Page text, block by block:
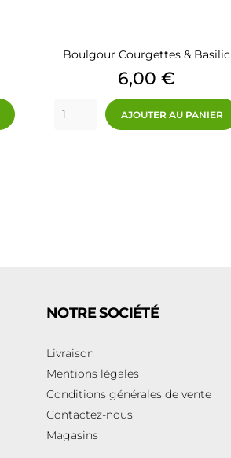
Boulgour Courgettes & Basilic
Prix
6,00 €
AJOUTER AU PANIER
NOTRE SOCIÉTÉ
Livraison
Mentions légales
Conditions générales de vente
Contactez-nous
Magasins